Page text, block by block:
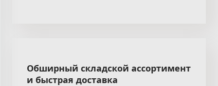
Обширный складской ассортимент
и быстрая доставка